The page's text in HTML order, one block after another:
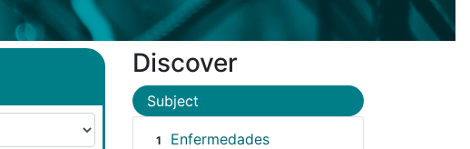
Discover
Subject
1
Enfermedades